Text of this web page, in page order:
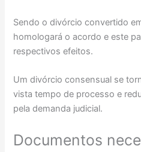
Sendo o divórcio convertido
homologará o acordo e este
respectivos efeitos.
Um divórcio consensual se
vista tempo de processo e
pela demanda judicial.
Documentos